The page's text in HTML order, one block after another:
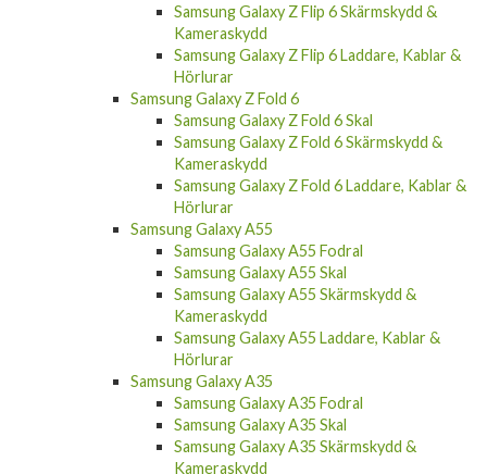
Samsung Galaxy Z Flip 6 Skärmskydd &
Kameraskydd
Samsung Galaxy Z Flip 6 Laddare, Kablar &
Hörlurar
Samsung Galaxy Z Fold 6
Samsung Galaxy Z Fold 6 Skal
Samsung Galaxy Z Fold 6 Skärmskydd &
Kameraskydd
Samsung Galaxy Z Fold 6 Laddare, Kablar &
Hörlurar
Samsung Galaxy A55
Samsung Galaxy A55 Fodral
Samsung Galaxy A55 Skal
Samsung Galaxy A55 Skärmskydd &
Kameraskydd
Samsung Galaxy A55 Laddare, Kablar &
Hörlurar
Samsung Galaxy A35
Samsung Galaxy A35 Fodral
Samsung Galaxy A35 Skal
Samsung Galaxy A35 Skärmskydd &
Kameraskydd